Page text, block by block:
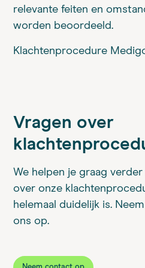
relevante feiten en
worden beoordeeld.
Klachtenprocedure
Vragen over
We helpen je graag
over onze
helemaal duidelijk is.
ons op.